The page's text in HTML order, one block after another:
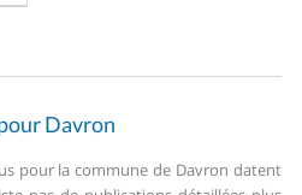
Davron
pour la commune de Davron datent